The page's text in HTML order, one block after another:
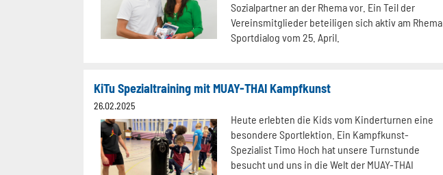
Sozialpartner an der Rhema vor. Ein Teil der
Vereinsmitglieder beteiligen sich aktiv am Rhema
Sportdialog vom 25. April.
KiTu Spezialtraining mit MUAY-THAI Kampfkunst
26.02.2025
Heute erlebten die Kids vom Kinderturnen eine
besondere Sportlektion. Ein Kampfkunst-
Spezialist Timo Hoch hat unsere Turnstunde
besucht und uns in die Welt der MUAY-THAI